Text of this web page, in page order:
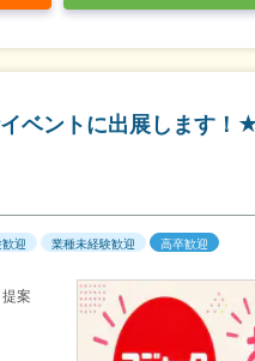
ベントに出展します！
迎 業種未経験歓迎 高卒歓迎
案